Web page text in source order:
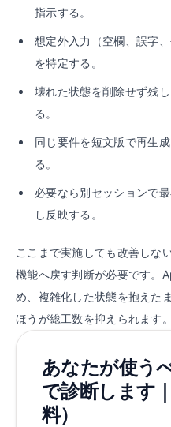
指示する。
想定外入力（空欄、誤字
を特定する。
壊れた状態を削除せず残
る。
同じ要件を短文版で再生
る。
必要なら別セッションで
し反映する。
ここまで実施しても改善しな
機能へ戻す判断が必要です。
め、複雑化した状態を抱えた
ほうが総工数を抑えられます。
あなたが使う
で診断します
料）